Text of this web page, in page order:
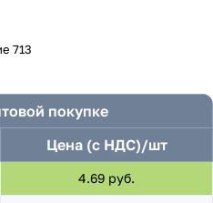
713
покупке
Цена (с НДС)/шт
4.69 руб.